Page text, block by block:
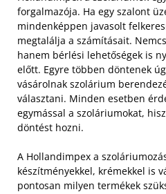
forgalmazója. Ha egy szalont
mindenképpen javasolt
megtalálja a számításait.
hanem bérlési lehetőségek is
előtt. Egyre többen döntenek
vásárolnak szolárium
választani. Minden esetben
egymással a szoláriumokat,
döntést hozni.
A Hollandimpex a
készítményekkel, krémekkel is
pontosan milyen termékek